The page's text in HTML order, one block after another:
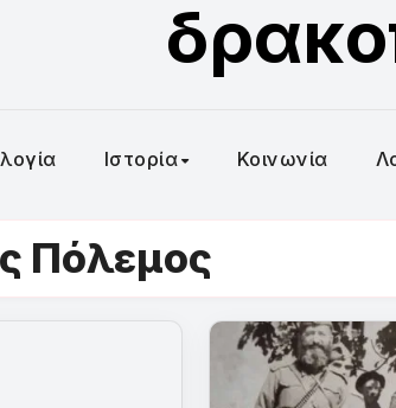
Ιστορία Κοινωνία
Πόλεμος